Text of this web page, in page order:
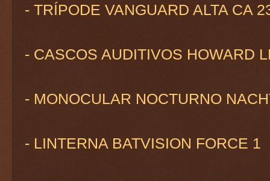
- TRÍPODE VANGUARD ALTA CA
- CASCOS AUDITIVOS HOWARD
- MONOCULAR NOCTURNO
- LINTERNA BATVISION FORCE 1